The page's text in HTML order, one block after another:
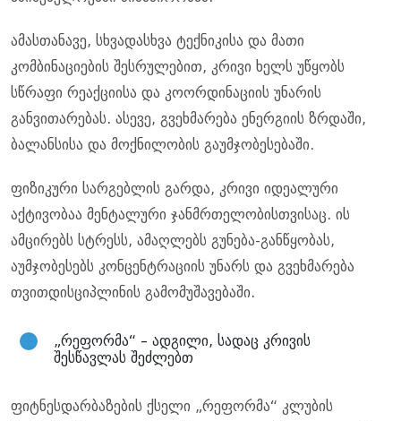
ამასთანავე, სხვადასხვა ტექნიკისა და მათი
კომბინაციების შესრულებით, კრივი ხელს უწყობს
სწრაფი რეაქციისა და კოორდინაციის უნარის
განვითარებას. ასევე, გვეხმარება ენერგიის ზრდაში,
ბალანსისა და მოქნილობის გაუმჯობესებაში.
ფიზიკური სარგებლის გარდა, კრივი იდეალური
აქტივობაა მენტალური ჯანმრთელობისთვისაც. ის
ამცირებს სტრესს, ამაღლებს გუნება-განწყობას,
აუმჯობესებს კონცენტრაციის უნარს და გვეხმარება
თვითდისციპლინის გამომუშავებაში.
„რეფორმა“ – ადგილი, სადაც კრივის
შესწავლას შეძლებთ
ფიტნესდარბაზების ქსელი „რეფორმა“ კლუბის